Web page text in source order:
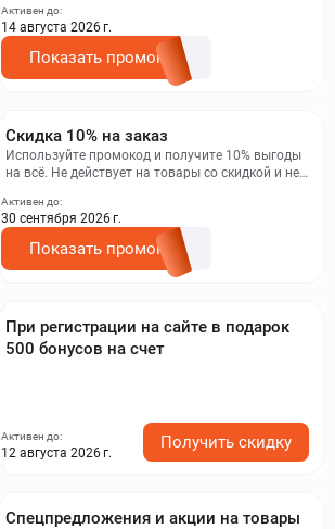
Активен до:
14 августа 2026 г.
Показать промокод
Скидка 10% на заказ
Используйте промокод и получите 10% выгоды
на всё. Не действует на товары со скидкой и не
Активен до:
30 сентября 2026 г.
Показать промокод
При регистрации на сайте в подарок
500 бонусов на счет
Активен до:
12 августа 2026 г.
Получить скидку
Спецпредложения и акции на товары